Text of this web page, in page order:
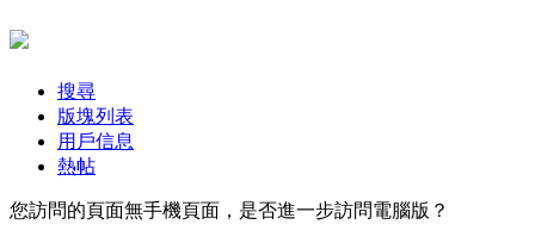
搜尋
版塊列表
用戶信息
熱帖
您訪問的頁面無手機頁面，是否進一步訪問電腦版？